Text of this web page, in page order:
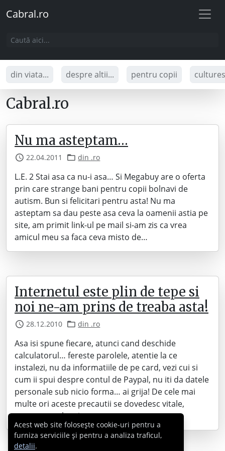
Cabral.ro
din viata... despre altii... pentru copii
Cabral.ro
Nu ma asteptam…
22.04.2011 din .ro
L.E. 2 Stai asa ca nu-i asa… Si Megabuy are o oferta
prin care strange bani pentru copii bolnavi de
autism. Bun si felicitari pentru asta! Nu ma
asteptam sa dau peste asa ceva la oamenii astia pe
site, am primit link-ul pe mail si-am zis ca vrea
amicul meu sa faca ceva misto de…
Internetul este plin de tepe si
noi ne-am prins de treaba asta!
28.12.2010 din .ro
Asa isi spune fiecare, atunci cand deschide
calculatorul… fereste parolele, atentie la ce
instalezi, nu da informatiile de pe card, vezi cui si
cum ii spui despre contul de Paypal, nu iti da datele
personale sub nicio forma… ai grija! De cele mai
multe ori aceste precautii se dovedesc vitale,
pentru ca cel mai mare…
Acest web site folosește cookie-uri pentru a
furniza serviciile și pentru a analiza traficul,
detalii.